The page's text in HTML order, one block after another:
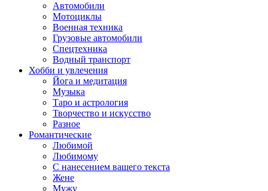
Автомобили
Мотоциклы
Военная техника
Грузовые автомобили
Спецтехника
Водный транспорт
Хобби и увлечения
Йога и медитация
Музыка
Таро и астрология
Творчество и искусство
Разное
Романтические
Любимой
Любимому
С нанесением вашего текста
Жене
Мужу